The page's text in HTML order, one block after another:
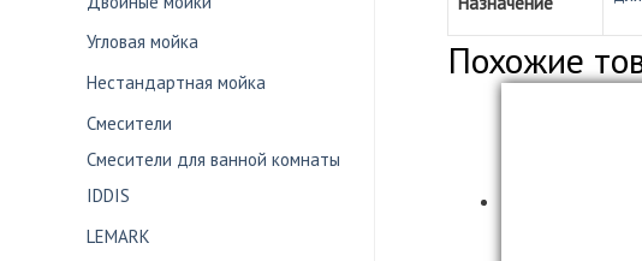
Угловая мойка
Нестандартная мойка
Смесители
Смесители для ванной комнаты
IDDIS
LEMARK
Похожие